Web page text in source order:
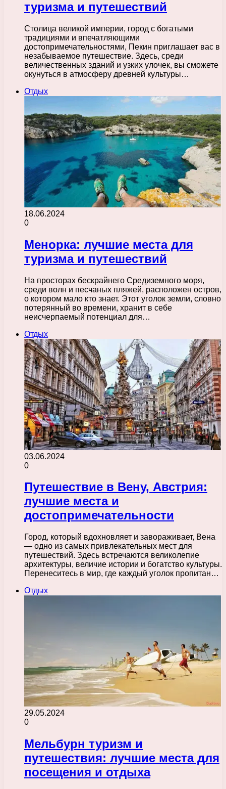
туризма и путешествий
Столица великой империи, город с богатыми
традициями и впечатляющими
достопримечательностями, Пекин приглашает вас в
незабываемое путешествие. Здесь, среди
величественных зданий и узких улочек, вы сможете
окунуться в атмосферу древней культуры…
Отдых
18.06.2024
0
Менорка: лучшие места для
туризма и путешествий
На просторах бескрайнего Средиземного моря,
среди волн и песчаных пляжей, расположен остров,
о котором мало кто знает. Этот уголок земли, словно
потерянный во времени, хранит в себе
неисчерпаемый потенциал для…
Отдых
03.06.2024
0
Путешествие в Вену, Австрия:
лучшие места и
достопримечательности
Город, который вдохновляет и завораживает, Вена
— одно из самых привлекательных мест для
путешествий. Здесь встречаются великолепие
архитектуры, величие истории и богатство культуры.
Перенеситесь в мир, где каждый уголок пропитан…
Отдых
29.05.2024
0
Мельбурн туризм и
путешествия: лучшие места для
посещения и отдыха